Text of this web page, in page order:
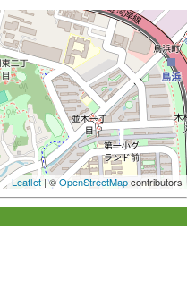
Leaflet | ©OpenStreetMapcontributors